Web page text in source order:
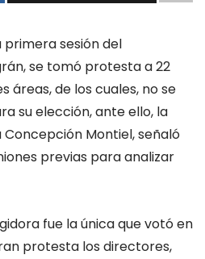
primera sesión del
se tomó protesta a 22
áreas, de los cuales, no se
su elección, ante ello, la
Concepción Montiel, señaló
previas para analizar
fue la única que votó en
protesta los directores,